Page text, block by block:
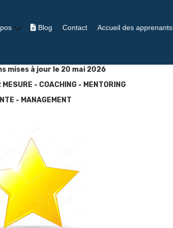
Blog Contact Accueil des apprenants
mises à jour le 20 mai 2026
MESURE - COACHING - MENTORING
- MANAGEMENT